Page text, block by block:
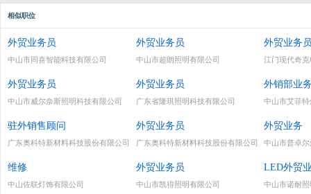
相似职位
外贸业务员
中山市同喜智能科技有限公司
外贸业务员
中山市超朗照明有限公司
外贸业务
江门现代奇
外贸业务员
中山市威尔奈斯照明科技有限公司
外贸业务员
广东省隆琪照明科技有限公司
外销部业
中山市艾菲
驻外销售顾问
广东奥科特新材料科技股份有限公司
外贸业务员
广东奥科特新材料科技股份有限公司
外贸业务
中山市普卓
维修
中山佐联灯饰有限公司
外贸业务员
中山市凯得照明有限公司
LED外贸
中山市诺耐